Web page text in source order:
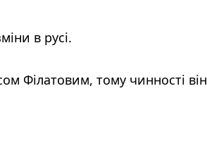
в русі.
Філатовим, тому чинності він